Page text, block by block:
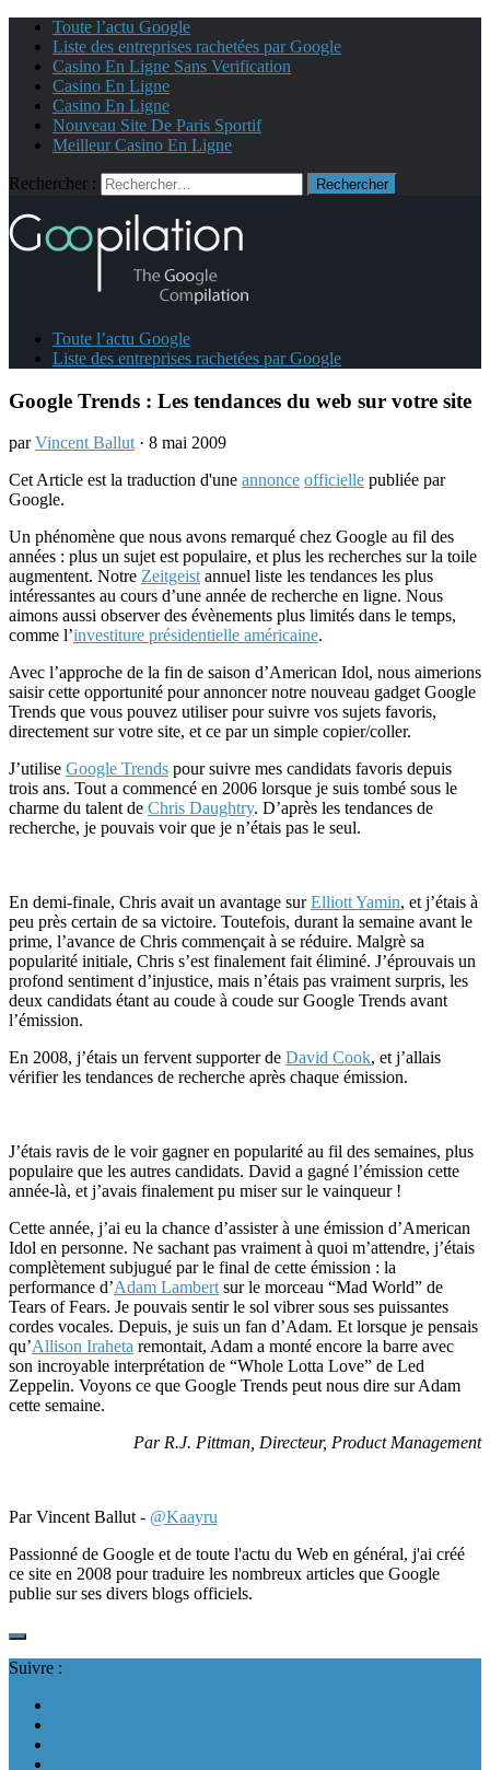
Toute l’actu Google
Liste des entreprises rachetées par Google
Casino En Ligne Sans Verification
Casino En Ligne
Casino En Ligne
Nouveau Site De Paris Sportif
Meilleur Casino En Ligne
Rechercher :
Toute l’actu Google
Liste des entreprises rachetées par Google
Google Trends : Les tendances du web sur votre site
parVincent Ballut· 8 mai 2009
Cet Article est la traduction d'une annonce officielle publiée par
Google.
Un phénomène que nous avons remarqué chez Google au fil des
années : plus un sujet est populaire, et plus les recherches sur la toile
augmentent. Notre Zeitgeistannuel liste les tendances les plus
intéressantes au cours d’une année de recherche en ligne. Nous
aimons aussi observer des évènements plus limités dans le temps,
comme l’investiture présidentielle américaine.
Avec l’approche de la fin de saison d’American Idol, nous aimerions
saisir cette opportunité pour annoncer notre nouveau gadget Google
Trends que vous pouvez utiliser pour suivre vos sujets favoris,
directement sur votre site, et ce par un simple copier/coller.
J’utilise Google Trends pour suivre mes candidats favoris depuis
trois ans. Tout a commencé en 2006 lorsque je suis tombé sous le
charme du talent de Chris Daughtry. D’après les tendances de
recherche, je pouvais voir que je n’étais pas le seul.
En demi-finale, Chris avait un avantage surElliott Yamin, et j’étais à
peu près certain de sa victoire. Toutefois, durant la semaine avant le
prime, l’avance de Chris commençait à se réduire. Malgrè sa
popularité initiale, Chris s’est finalement fait éliminé. J’éprouvais un
profond sentiment d’injustice, mais n’étais pas vraiment surpris, les
deux candidats étant au coude à coude sur Google Trends avant
l’émission.
En 2008, j’étais un fervent supporter de David Cook, et j’allais
vérifier les tendances de recherche après chaque émission.
J’étais ravis de le voir gagner en popularité au fil des semaines, plus
populaire que les autres candidats. David a gagné l’émission cette
année-là, et j’avais finalement pu miser sur le vainqueur !
Cette année, j’ai eu la chance d’assister à une émission d’American
Idol en personne. Ne sachant pas vraiment à quoi m’attendre, j’étais
complètement subjugué par le final de cette émission : la
performance d’Adam Lambertsur le morceau “Mad World” de
Tears of Fears. Je pouvais sentir le sol vibrer sous ses puissantes
cordes vocales. Depuis, je suis un fan d’Adam. Et lorsque je pensais
qu’Allison Iraheta remontait, Adam a monté encore la barre avec
son incroyable interprétation de “Whole Lotta Love” de Led
Zeppelin. Voyons ce que Google Trends peut nous dire sur Adam
cette semaine.
Par R.J. Pittman, Directeur, Product Management
Par Vincent Ballut - @Kaayru
Passionné de Google et de toute l'actu du Web en général, j'ai créé
ce site en 2008 pour traduire les nombreux articles que Google
publie sur ses divers blogs officiels.
Suivre :